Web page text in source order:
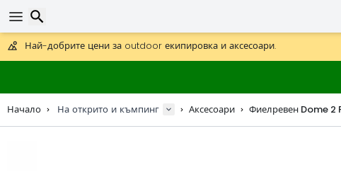
Предлага се и DHL Express за една нощ.
30 дни за връщане, 90 дни за дървени карти и декорации.
Най-добрите цени за outdoor екипировка и аксесоари.
Начало На открито и къмпинг Аксесоари Фиелревен Dome